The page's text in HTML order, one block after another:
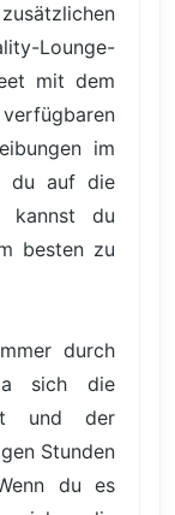
Lounge-
mit dem
im
du auf die
kannst du
besten zu
durch
sich die
und der
Stunden
du es